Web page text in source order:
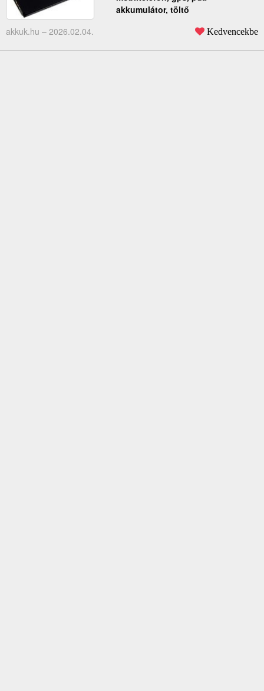
akkumulátor, töltő
akkuk.hu – 2026.02.04. Kedvencekbe